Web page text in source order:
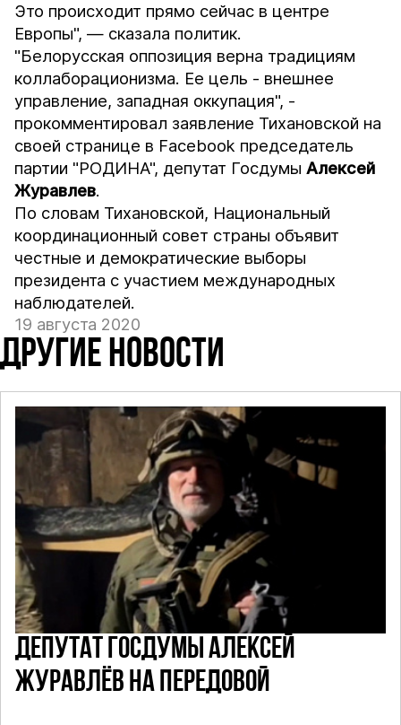
Это происходит прямо сейчас в центре
Европы", — сказала политик.
"Белорусская оппозиция верна традициям
коллаборационизма. Ее цель - внешнее
управление, западная оккупация", -
прокомментировал заявление Тихановской на
своей странице в Facebook председатель
партии "РОДИНА", депутат ГосдумыАлексей
Журавлев.
По словам Тихановской, Национальный
координационный совет страны объявит
честные и демократические выборы
президента с участием международных
наблюдателей.
19 августа 2020
ДРУГИЕ НОВОСТИ
ДЕПУТАТ ГОСДУМЫ АЛЕКСЕЙ
ЖУРАВЛЁВ НА ПЕРЕДОВОЙ